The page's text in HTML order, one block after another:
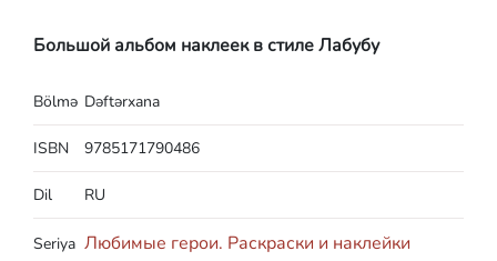
Большой альбом наклеек в стиле Лабубу
Bölmə Dəftərxana
ISBN 9785171790486
Dil RU
Seriya Любимые герои. Раскраски и наклейки